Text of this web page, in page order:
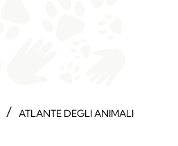
/ ATLANTE DEGLI ANIMALI